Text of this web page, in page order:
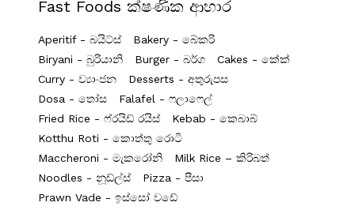
Fast Foods ක්ෂණික ආහාර
Aperitif - බයිට්ස්
Bakery - බේකරි
Biryani - බුරියානි
Burger - බර්ග
Cakes - කේක්
Curry - ව්‍යාංජන
Desserts - අතුරුපස
Dosa - තෝස
Falafel - ෆලාෆෙල්
Fried Rice - ෆ්රයිඩ් රයිස්
Kebab - කෙබාබ්
Kotthu Roti - කොත්තු රොටි
Maccheroni - මැකරෝනි
Milk Rice – කිරිබත්
Noodles - නූඩ්ල්ස්
Pizza - පීසා
Prawn Vade - ඉස්සෝ වඩේ